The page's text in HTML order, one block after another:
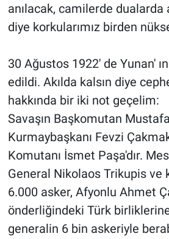
anılacak, camilerde dualarda
diye korkularımız birden
30 Ağustos 1922' de Yunan'
edildi. Akılda kalsın diye
hakkında bir iki not geçelim:
Savaşın Başkomutan
Kurmaybaşkanı Fevzi
Komutanı İsmet Paşa'dır.
General Nikolaos Trikupis ve
6.000 asker, Afyonlu Ahmet
önderliğindeki Türk
generalin 6 bin askeriyle